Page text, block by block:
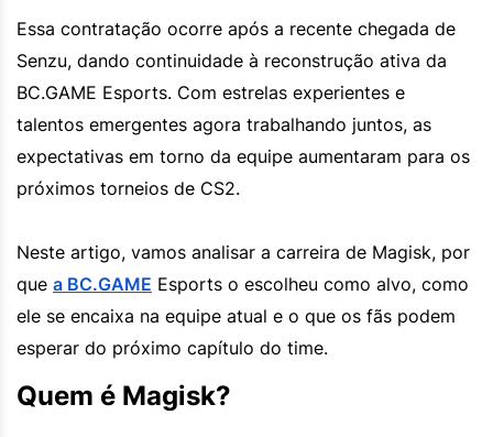
Essa contratação ocorre após a recente chegada de
Senzu, dando continuidade à reconstrução ativa da
BC.GAME Esports. Com estrelas experientes e
talentos emergentes agora trabalhando juntos, as
expectativas em torno da equipe aumentaram para os
próximos torneios de CS2.
Neste artigo, vamos analisar a carreira de Magisk, por
que a BC.GAME Esports o escolheu como alvo, como
ele se encaixa na equipe atual e o que os fãs podem
esperar do próximo capítulo do time.
Quem é Magisk?